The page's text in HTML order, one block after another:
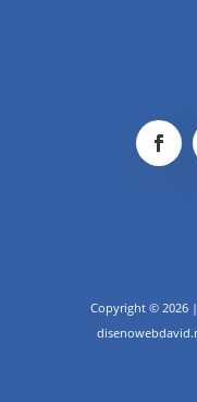
Copyright © 2026